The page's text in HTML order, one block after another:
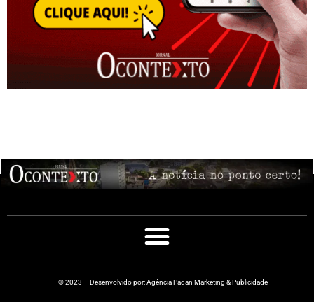
© 2023 – Desenvolvido por: Agência Padan Marketing & Publicidade